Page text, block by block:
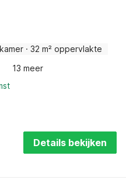
· 32 m² oppervlakte
13 meer
Details bekijken